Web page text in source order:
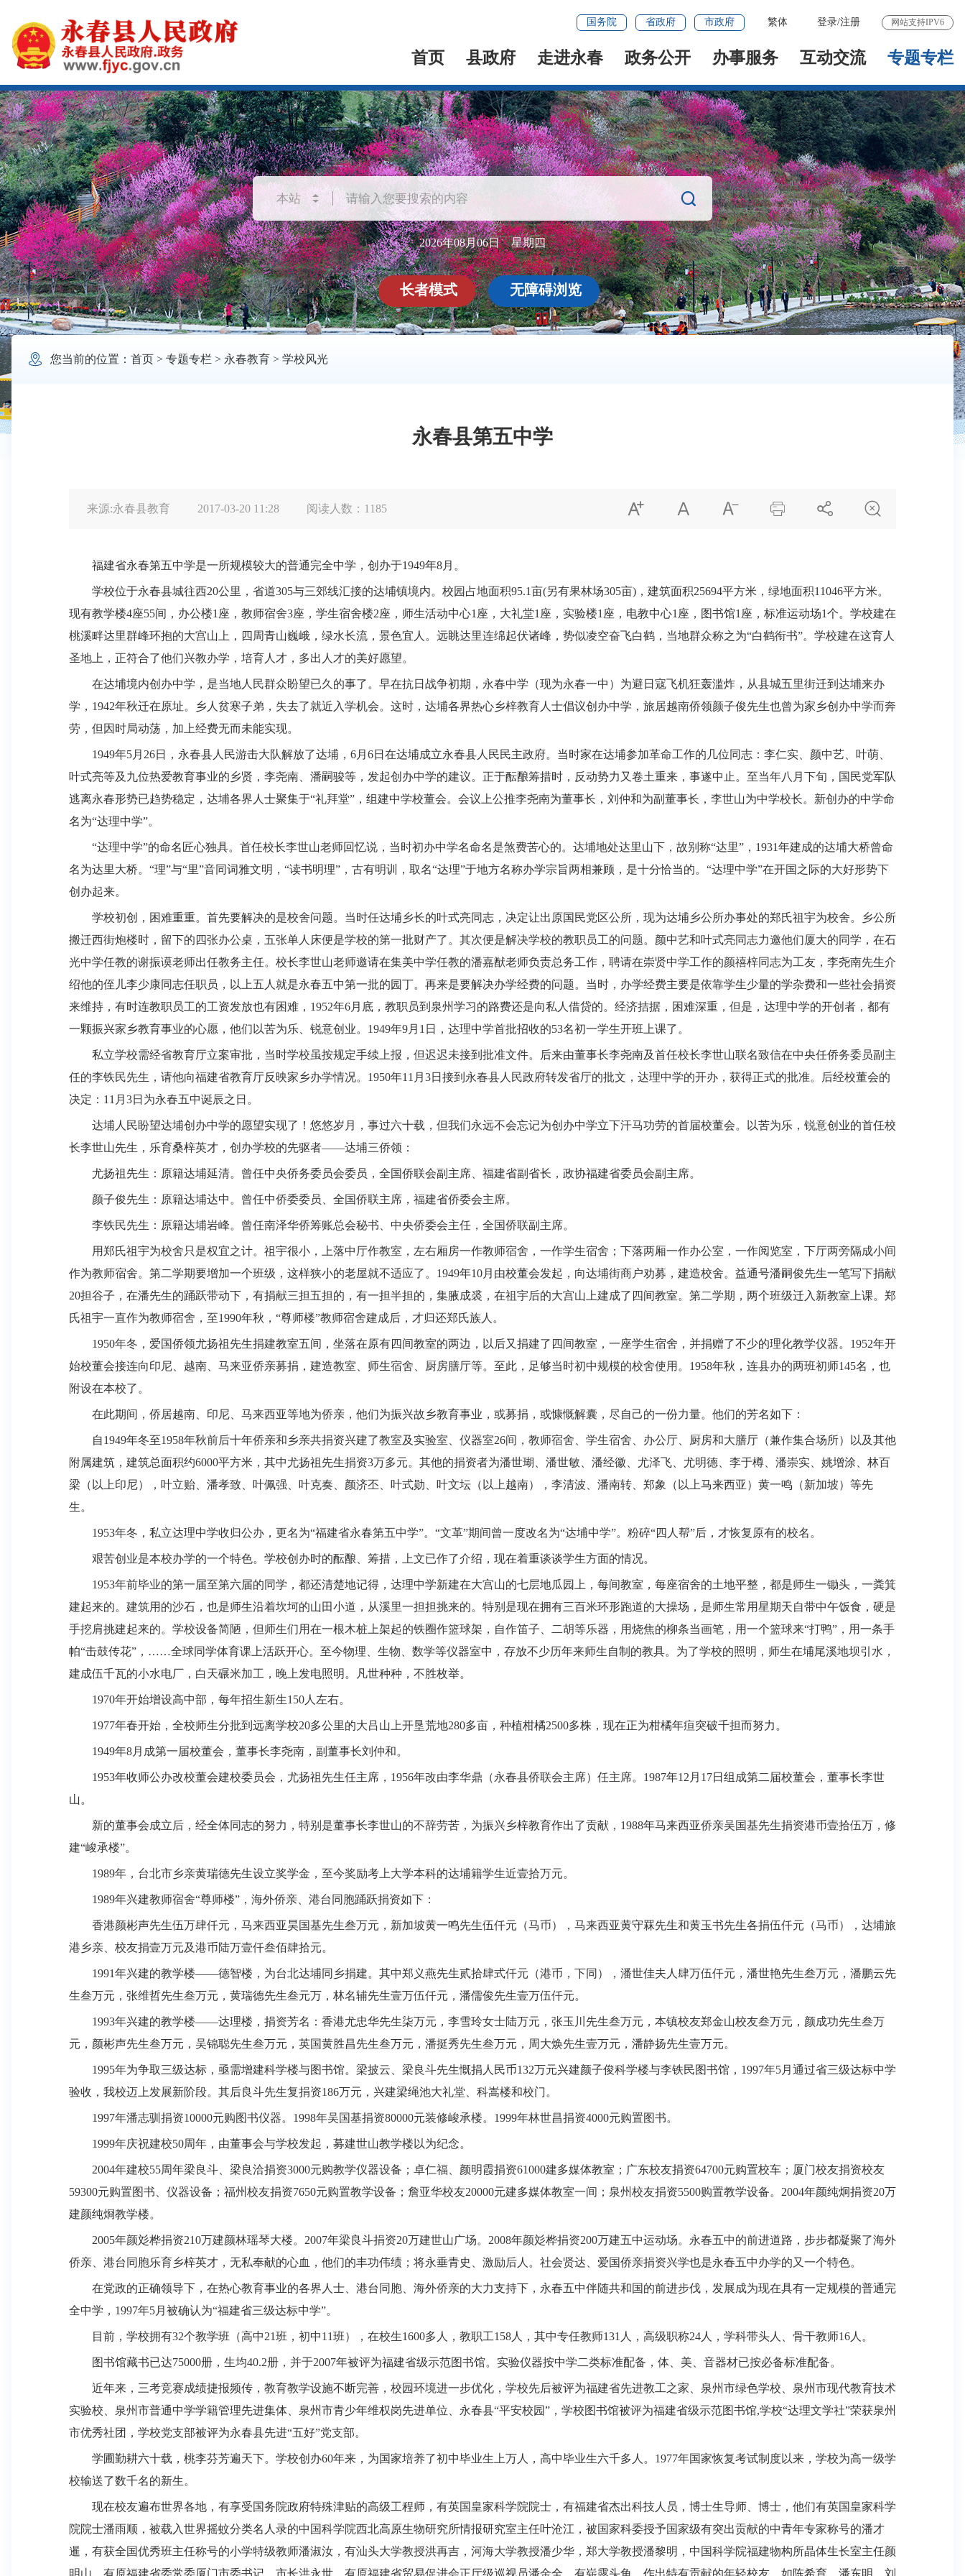
国务院 省政府 市政府 繁体 登录/注册 网站支持IPV6
首页 县政府 走进永春 政务公开 办事服务 互动交流 专题专栏

2026年08月06日 星期四
长者模式 无障碍浏览
 您当前的位置： 首页> 专题专栏> 永春教育> 学校风光
永春县第五中学
来源:永春县教育 2017-03-20 11:28 阅读人数： 1185      
福建省永春第五中学是一所规模较大的普通完全中学，创办于1949年8月。
学校位于永春县城往西20公里，省道305与三郊线汇接的达埔镇境内。校园占地面积95.1亩(另有果林场305亩)，建筑面积25694平方米，绿地面积11046平方米。
现有教学楼4座55间，办公楼1 座，教师宿舍3座，学生宿舍楼2座，师生活动中心1 座，大礼堂1 座，实验楼1 座，电教中心1 座，图书馆1 座，标准运动场1个。学校建在
桃溪畔达里群峰环抱的大宫山上，四周青山巍峨，绿水长流，景色宜人。远眺达里连绵起伏诸峰，势似凌空奋飞白鹤，当地群众称之为“白鹤衔书”。学校建在这育人
圣地上，正符合了他们兴教办学，培育人才，多出人才的美好愿望。
在达埔境内创办中学，是当地人民群众盼望已久的事了。早在抗日战争初期，永春中学（现为永春一中）为避日寇飞机狂轰滥炸，从县城五里街迁到达埔来办
学， 1942年秋迁在原址。乡人贫寒子弟，失去了就近入学机会。这时，达埔各界热心乡梓教育人士倡议创办中学，旅居越南侨领颜子俊先生也曾为家乡创办中学而奔
劳，但因时局动荡，加上经费无而未能实现。
1949年5月 26日 ，永春县人民游击大队解放了达埔， 6月 6日在达埔成立永春县人民民主政府。当时家在达埔参加革命工作的几位同志：李仁实、颜中艺、叶萌、
叶式亮等及九位热爱教育事业的乡贤，李尧南、潘嗣骏等，发起创办中学的建议。正于酝酿筹措时，反动势力又卷土重来，事遂中止。至当年八月下旬，国民党军队
逃离永春形势已趋势稳定，达埔各界人士聚集于“礼拜堂”，组建中学校董会。会议上公推李尧南为董事长，刘仲和为副董事长，李世山为中学校长。新创办的中学命
名为“达理中学”。
“达理中学”的命名匠心独具。首任校长李世山老师回忆说，当时初办中学名命名是煞费苦心的。达埔地处达里山下，故别称“达里”， 1931年建成的达埔大桥曾命
名为达里大桥。“理”与“里”音同词雅文明，“读书明理”，古有明训，取名“达理”于地方名称办学宗旨两相兼顾，是十分恰当的。“达理中学”在开国之际的大好形势下
创办起来。
学校初创，困难重重。首先要解决的是校舍问题。当时任达埔乡长的叶式亮同志，决定让出原国民党区公所，现为达埔乡公所办事处的郑氏祖宇为校舍。乡公所
搬迁西街炮楼时，留下的四张办公桌，五张单人床便是学校的第一批财产了。其次便是解决学校的教职员工的问题。颜中艺和叶式亮同志力邀他们厦大的同学，在石
光中学任教的谢振谟老师出任教务主任。校长李世山老师邀请在集美中学任教的潘嘉猷老师负责总务工作，聘请在崇贤中学工作的颜禧梓同志为工友，李尧南先生介
绍他的侄儿李少康同志任职员，以上五人就是永春五中第一批的园丁。再来是要解决办学经费的问题。当时，办学经费主要是依靠学生少量的学杂费和一些社会捐资
来维持，有时连教职员工的工资发放也有困难， 1952年6月底，教职员到泉州学习的路费还是向私人借贷的。经济拮据，困难深重，但是，达理中学的开创者，都有
一颗振兴家乡教育事业的心愿，他们以苦为乐、锐意创业。 1949年9月 1 日，达理中学首批招收的53名初一学生开班上课了。
私立学校需经省教育厅立案审批，当时学校虽按规定手续上报，但迟迟未接到批准文件。后来由董事长李尧南及首任校长李世山联名致信在中央任侨务委员副主
任的李铁民先生，请他向福建省教育厅反映家乡办学情况。 1950年11 月 3日接到永春县人民政府转发省厅的批文，达理中学的开办，获得正式的批准。后经校董会的
决定： 11 月 3日为永春五中诞辰之日。
达埔人民盼望达埔创办中学的愿望实现了！悠悠岁月，事过六十载，但我们永远不会忘记为创办中学立下汗马功劳的首届校董会。以苦为乐，锐意创业的首任校
长李世山先生，乐育桑梓英才，创办学校的先驱者——达埔三侨领：
尤扬祖 先生：原籍达埔延清。曾任中央侨务委员会委员，全国侨联会副主席、福建省副省长，政协福建省委员会副主席。
颜子俊先生：原籍达埔达中。曾任中侨委委员、全国侨联主席，福建省侨委会主席。
李铁民先生：原籍达埔岩峰。曾任南泽华侨筹账总会秘书、中央侨委会主任，全国侨联副主席。
用郑氏祖宇为校舍只是权宜之计。祖宇很小，上落中厅作教室，左右厢房一作教师宿舍，一作学生宿舍；下落两厢一作办公室，一作阅览室，下厅两旁隔成小间
作为教师宿舍。第二学期要增加一个班级，这样狭小的老屋就不适应了。 1949年10月由校董会发起，向达埔街商户劝募，建造校舍。益通号潘嗣俊先生一笔写下捐献
20担谷子，在潘先生的踊跃带动下，有捐献三担五担的，有一担半担的，集腋成裘，在祖宇后的大宫山上建成了四间教室。第二学期，两个班级迁入新教室上课。郑
氏祖宇一直作为教师宿舍，至1990年秋，“尊师楼”教师宿舍建成后，才归还郑氏族人。
1950年冬，爱国侨领尤扬祖先生捐建教室五间，坐落在原有四间教室的两边，以后又捐建了四间教室，一座学生宿舍，并捐赠了不少的理化教学仪器。 1952年开
始校董会接连向印尼、越南、马来亚侨亲募捐，建造教室、师生宿舍、厨房膳厅等。至此，足够当时初中规模的校舍使用。 1958年秋，连县办的两班初师145名，也
附设在本校了。
在此期间，侨居越南、印尼、马来西亚等地为侨亲，他们为振兴故乡教育事业，或募捐，或慷慨解囊，尽自己的一份力量。他们的芳名如下：
自1949年冬至1958年秋前后十年侨亲和乡亲共捐资兴建了教室及实验室、仪器室26间，教师宿舍、学生宿舍、办公厅、厨房和大膳厅（兼作集合场所）以及其他
附属建筑，建筑总面积约6000平方米，其中尤扬祖先生捐资3万多元。其他的捐资者为潘世瑚、潘世敏、潘经徽、尤泽飞、尤明德、李于樽、潘崇实、姚增涂、林百
梁（以上印尼），叶立贻、潘孝致、叶佩强、叶克奏、颜济丕、叶式勋、叶文坛（以上越南），李清波、潘南转、郑象（以上马来西亚）黄一鸣（新加坡）等先
生。
1953年冬，私立达理中学收归公办，更名为“福建省永春第五中学”。“文革”期间曾一度改名为“达埔中学”。粉碎“四人帮”后，才恢复原有的校名。
艰苦创业是本校办学的一个特色。学校创办时的酝酿、筹措，上文已作了介绍，现在着重谈谈学生方面的情况。
1953年前毕业的第一届至第六届的同学，都还清楚地记得，达理中学新建在大宫山的七层地瓜园上，每间教室，每座宿舍的土地平整，都是师生一锄头，一粪箕
建起来的。建筑用的沙石，也是师生沿着坎坷的山田小道，从溪里一担担挑来的。特别是现在拥有三百米环形跑道的大操场，是师生常用星期天自带中午饭食，硬是
手挖肩挑建起来的。学校设备简陋，但师生们用在一根木桩上架起的铁圈作篮球架，自作笛子、二胡等乐器，用烧焦的柳条当画笔，用一个篮球来“打鸭”，用一条手
帕“击鼓传花”，……全球同学体育课上活跃开心。至今物理、生物、数学等仪器室中，存放不少历年来师生自制的教具。为了学校的照明，师生在埔尾溪地坝引水，
建成伍千瓦的小水电厂，白天碾米加工，晚上发电照明。凡世种种，不胜枚举。
1970年开始增设高中部，每年招生新生150人左右。
1977年春开始，全校师生分批到远离学校20多公里的大吕山上开垦荒地280多亩，种植柑橘2500多株，现在正为柑橘年疸突破千担而努力。
1949年8月成第一届校董会，董事长李尧南，副董事长刘仲和。
1953年收师公办改校董会建校委员会，尤扬祖先生任主席， 1956年改由李华鼎（永春县侨联会主席）任主席。 1987年12 月 17日组成第二届校董会，董事长李世
山。
新的董事会成立后，经全体同志的努力，特别是董事长李世山的不辞劳苦，为振兴乡梓教育作出了贡献， 1988年马来西亚侨亲吴国基先生捐资港币壹拾伍万，修
建“峻承楼”。
1989年，台北市乡亲黄瑞德先生设立奖学金，至今奖励考上大学本科的达埔籍学生近壹拾万元。
1989年兴建教师宿舍“尊师楼”，海外侨亲、港台同胞踊跃捐资如下：
香港颜彬声先生伍万肆仟元，马来西亚昊国基先生叁万元，新加坡黄一鸣先生伍仟元（马币），马来西亚黄守罧先生和黄玉书先生各捐伍仟元（马币），达埔旅
港乡亲、校友捐壹万元及港币陆万壹仟叁佰肆拾元。
1991年兴建的教学楼——德智楼，为台北达埔同乡捐建。其中郑义燕先生贰拾肆式仟元（港币，下同），潘世佳夫人肆万伍仟元，潘世艳先生叁万元，潘鹏云先
生叁万元，张维哲先生叁万元，黄瑞德先生叁元万，林名辅先生壹万伍仟元，潘儒俊先生壹万伍仟元。
1993年兴建的教学楼——达理楼，捐资芳名：香港尤忠华先生柒万元，李雪玲女士陆万元，张玉川先生叁万元，本镇校友郑金山校友叁万元，颜成功先生叁万
元，颜彬声先生叁万元，吴锦聪先生叁万元，英国黄胜昌先生叁万元，潘挺秀先生叁万元，周大焕先生壹万元，潘静扬先生壹万元。
1995年为争取三级达标，亟需增建科学楼与图书馆。梁披云、梁良斗先生慨捐人民币132万元兴建颜子俊科学楼与李铁民图书馆， 1997年5月通过省三级达标中学
验收，我校迈上发展新阶段。其后良斗先生复捐资186万元，兴建梁绳池大礼堂、科嵩楼和校门。
1997年潘志驯捐资10000元购图书仪器。 1998年吴国基捐资80000元装修峻承楼。 1999年林世昌捐资4000元购置图书。
1999年庆祝建校50周年，由董事会与学校发起，募建世山教学楼以为纪念。
2004年建校55周年梁良斗、梁良洽捐资3000元购教学仪器设备；卓仁福、颜明霞捐资61000建多媒体教室；广东校友捐资64700元购置校车；厦门校友捐资校友
59300元购置图书、仪器设备；福州校友捐资7650元购置教学设备；詹亚华校友20000元建多媒体教室一间；泉州校友捐资5500购置教学设备。 2004年颜纯炯捐资20万
建颜纯烱教学楼。
2005年颜彣桦捐资210万建颜林瑶琴大楼。 2007年梁良斗捐资20万建世山广场。 2008年颜彣桦捐资200万建五中运动场。永春五中的前进道路，步步都凝聚了海外
侨亲、港台同胞乐育乡梓英才，无私奉献的心血，他们的丰功伟绩；将永垂青史、激励后人。社会贤达、爱国侨亲捐资兴学也是永春五中办学的又一个特色。
在党政的正确领导下，在热心教育事业的各界人士、港台同胞、海外侨亲的大力支持下，永春五中伴随共和国的前进步伐，发展成为现在具有一定规模的普通完
全中学， 1997年5月被确认为“福建省三级达标中学”。
目前，学校拥有32个教学班（高中21班，初中11班），在校生1600多人，教职工158人，其中专任教师131 人，高级职称24人，学科带头人、骨干教师16人。
图书馆藏书已达75000册，生均40.2册，并于2007年被评为福建省级示范图书馆。实验仪器按中学二类标准配备，体、美、音器材已按必备标准配备。
近年来，三考竞赛成绩捷报频传，教育教学设施不断完善，校园环境进一步优化，学校先后被评为福建省先进教工之家、泉州市绿色学校、泉州市现代教育技术
实验校、泉州市普通中学学籍管理先进集体、泉州市青少年维权岗先进单位、永春县“平安校园”，学校图书馆被评为福建省级示范图书馆,学校“达理文学社”荣获泉州
市优秀社团，学校党支部被评为永春县先进“五好”党支部。
学圃勤耕六十载，桃李芬芳遍天下。学校创办60年来，为国家培养了初中毕业生上万人，高中毕业生六千多人。 1977年国家恢复考试制度以来，学校为高一级学
校输送了数千名的新生。
现在校友遍布世界各地，有享受国务院政府特殊津贴的高级工程师，有英国皇家科学院院士，有福建省杰出科技人员，博士生导师、博士，他们有英国皇家科学
院院士潘雨顺，被载入世界摇蚊分类名人录的中国科学院西北高原生物研究所情报研究室主任叶沧江，被国家科委授予国家级有突出贡献的中青年专家称号的潘才
暹，有获全国优秀班主任称号的小学特级教师潘淑汝，有汕头大学教授洪再吉，河海大学教授潘少华，郑大学教授潘黎明，中国科学院福建物构所晶体生长室主任颜
明山，有原福建省委常委厦门市委书记、市长洪永世，有原福建省贸易促进会正厅级巡视员潘金全，有崭露头角，作出特有贡献的年轻校友，如陈希育、潘东明、刘